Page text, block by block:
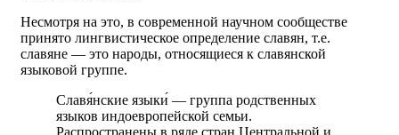
Несмотря на это, в современной научном сообществе
принято лингвистическое определение славян, т.е.
славяне — это народы, относящиеся к славянской
языковой группе.
Славя́нские языки́ — группа родственных
языков индоевропейской семьи.
Распространены в ряде стран Центральной и